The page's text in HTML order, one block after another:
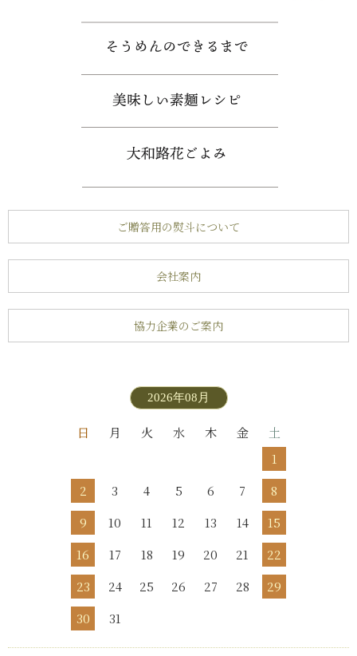
ご贈答用の熨斗について
会社案内
協力企業のご案内
2026年08月
日 月 火 水 木 金
土
1
2
3 4 5 6 7
8
9
10 11 12 13 14
15
16
17 18 19 20 21
22
23
24 25 26 27 28
29
30
31